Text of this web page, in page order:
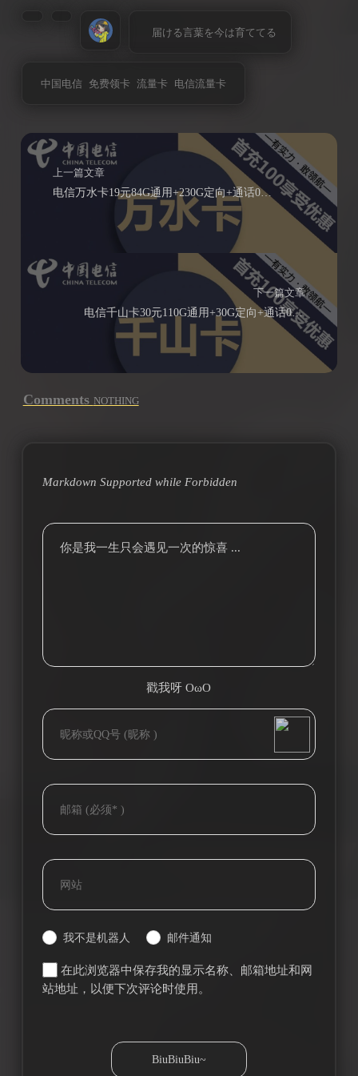
届ける言葉を今は育ててる
中国电信 免费领卡 流量卡 电信流量卡
上一篇文章
电信万水卡19元84G通用+230G定向+通话0.1元/分钟
下一篇文章
电信千山卡30元110G通用+30G定向+通话0.1元/分钟
Comments NOTHING
Markdown Supported while Forbidden
你是我一生只会遇见一次的惊喜 ...
戳我呀 OωO
Tieba
我不是机器人 邮件通知
在此浏览器中保存我的显示名称、邮箱地址和网
站地址，以便下次评论时使用。